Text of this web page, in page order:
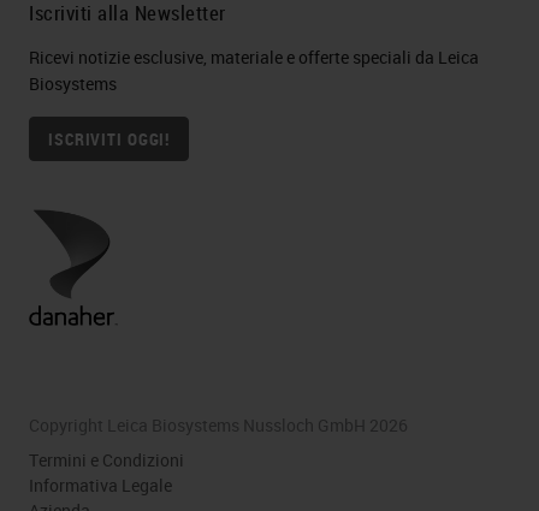
Iscriviti alla Newsletter
Ricevi notizie esclusive, materiale e offerte speciali da Leica
Biosystems
ISCRIVITI OGGI!
Copyright Leica Biosystems Nussloch GmbH 2026
Termini e Condizioni
Informativa Legale